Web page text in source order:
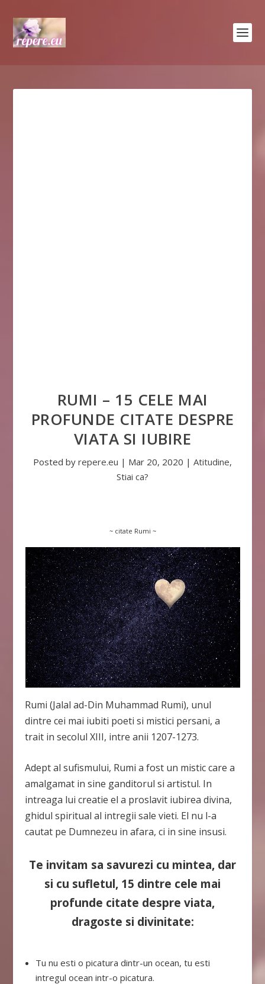
RUMI – 15 CELE MAI
PROFUNDE CITATE DESPRE
VIATA SI IUBIRE
Posted by repere.eu | Mar 20, 2020 | Atitudine,
Stiai ca?
~ citate Rumi ~
Rumi (Jalal ad-Din Muhammad Rumi), unul
dintre cei mai iubiti poeti si mistici persani, a
trait in secolul XIII, intre anii 1207-1273.
Adept al sufismului, Rumi a fost un mistic care a
amalgamat in sine ganditorul si artistul. In
intreaga lui creatie el a proslavit iubirea divina,
ghidul spiritual al intregii sale vieti. El nu l-a
cautat pe Dumnezeu in afara, ci in sine insusi.
Te invitam sa savurezi cu mintea, dar
si cu sufletul, 15 dintre cele mai
profunde citate despre viata,
dragoste si divinitate:
Tu nu esti o picatura dintr-un ocean, tu esti
intregul ocean intr-o picatura.